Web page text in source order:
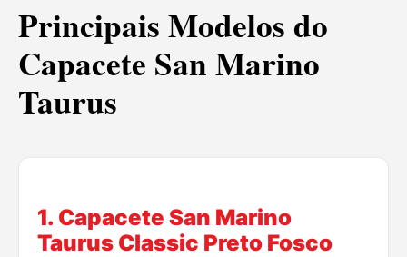
Principais Modelos do
Capacete San Marino
Taurus
1. Capacete San Marino
Taurus Classic Preto Fosco